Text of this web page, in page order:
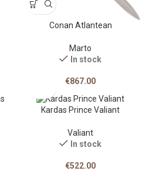
Conan Atlantean
Marto
In stock
€867.00
Kardas Prince Valiant
Valiant
In stock
€522.00